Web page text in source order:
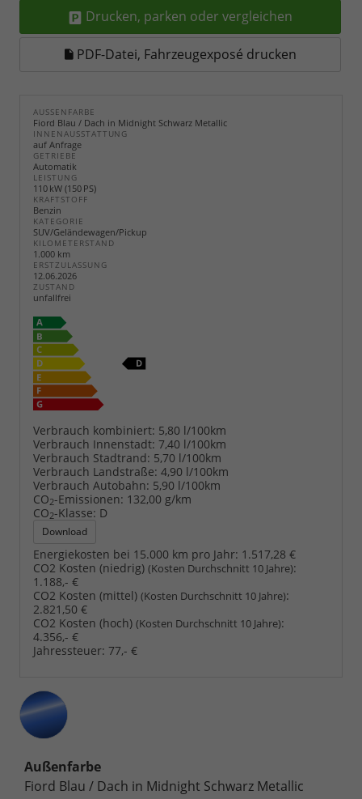
Drucken, parken oder vergleichen
PDF-Datei, Fahrzeugexposé drucken
AUSSENFARBE
Fiord Blau / Dach in Midnight Schwarz Metallic
INNENAUSSTATTUNG
auf Anfrage
GETRIEBE
Automatik
LEISTUNG
110 kW (150 PS)
KRAFTSTOFF
Benzin
KATEGORIE
SUV/Geländewagen/Pickup
KILOMETERSTAND
1.000 km
ERSTZULASSUNG
12.06.2026
ZUSTAND
unfallfrei
Verbrauch kombiniert: 5,80 l/100km
Verbrauch Innenstadt: 7,40 l/100km
Verbrauch Stadtrand: 5,70 l/100km
Verbrauch Landstraße: 4,90 l/100km
Verbrauch Autobahn: 5,90 l/100km
CO2-Emissionen: 132,00 g/km
CO2-Klasse: D
Download
Energiekosten bei 15.000 km pro Jahr: 1.517,28 €
CO2 Kosten (niedrig) (Kosten Durchschnitt 10 Jahre):
1.188,- €
CO2 Kosten (mittel) (Kosten Durchschnitt 10 Jahre):
2.821,50 €
CO2 Kosten (hoch) (Kosten Durchschnitt 10 Jahre):
4.356,- €
Jahressteuer: 77,- €
Außenfarbe
Fiord Blau / Dach in Midnight Schwarz Metallic